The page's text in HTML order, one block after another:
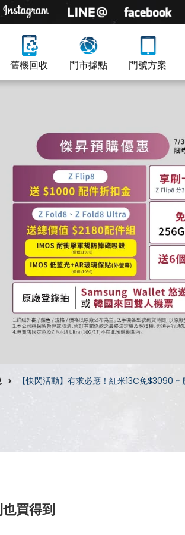
舊機回收 門市據點 門號方案
【快閃活動】有求必應！紅米13C免$3090
買得到